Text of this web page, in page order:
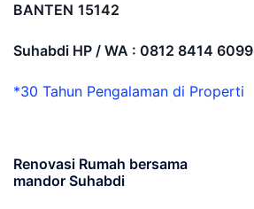
BANTEN 15142
Suhabdi HP / WA : 0812 8414 6099
*30 Tahun Pengalaman di Properti
Renovasi Rumah bersama
mandor Suhabdi